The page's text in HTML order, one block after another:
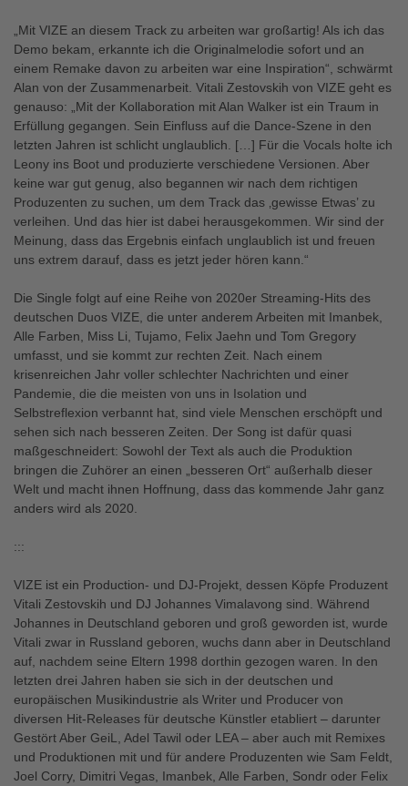
„Mit VIZE an diesem Track zu arbeiten war großartig! Als ich das
Demo bekam, erkannte ich die Originalmelodie sofort und an
einem Remake davon zu arbeiten war eine Inspiration“, schwärmt
Alan von der Zusammenarbeit. Vitali Zestovskih von VIZE geht es
genauso: „Mit der Kollaboration mit Alan Walker ist ein Traum in
Erfüllung gegangen. Sein Einfluss auf die Dance-Szene in den
letzten Jahren ist schlicht unglaublich. […] Für die Vocals holte ich
Leony ins Boot und produzierte verschiedene Versionen. Aber
keine war gut genug, also begannen wir nach dem richtigen
Produzenten zu suchen, um dem Track das ‚gewisse Etwas’ zu
verleihen. Und das hier ist dabei herausgekommen. Wir sind der
Meinung, dass das Ergebnis einfach unglaublich ist und freuen
uns extrem darauf, dass es jetzt jeder hören kann.“
Die Single folgt auf eine Reihe von 2020er Streaming-Hits des
deutschen Duos VIZE, die unter anderem Arbeiten mit Imanbek,
Alle Farben, Miss Li, Tujamo, Felix Jaehn und Tom Gregory
umfasst, und sie kommt zur rechten Zeit. Nach einem
krisenreichen Jahr voller schlechter Nachrichten und einer
Pandemie, die die meisten von uns in Isolation und
Selbstreflexion verbannt hat, sind viele Menschen erschöpft und
sehen sich nach besseren Zeiten. Der Song ist dafür quasi
maßgeschneidert: Sowohl der Text als auch die Produktion
bringen die Zuhörer an einen „besseren Ort“ außerhalb dieser
Welt und macht ihnen Hoffnung, dass das kommende Jahr ganz
anders wird als 2020.
:::
VIZE ist ein Production- und DJ-Projekt, dessen Köpfe Produzent
Vitali Zestovskih und DJ Johannes Vimalavong sind. Während
Johannes in Deutschland geboren und groß geworden ist, wurde
Vitali zwar in Russland geboren, wuchs dann aber in Deutschland
auf, nachdem seine Eltern 1998 dorthin gezogen waren. In den
letzten drei Jahren haben sie sich in der deutschen und
europäischen Musikindustrie als Writer und Producer von
diversen Hit-Releases für deutsche Künstler etabliert – darunter
Gestört Aber GeiL, Adel Tawil oder LEA – aber auch mit Remixes
und Produktionen mit und für andere Produzenten wie Sam Feldt,
Joel Corry, Dimitri Vegas, Imanbek, Alle Farben, Sondr oder Felix